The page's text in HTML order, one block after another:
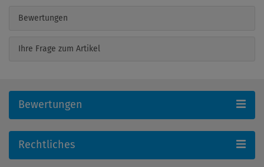
Bewertungen
Ihre Frage zum Artikel
Bewertungen
Rechtliches